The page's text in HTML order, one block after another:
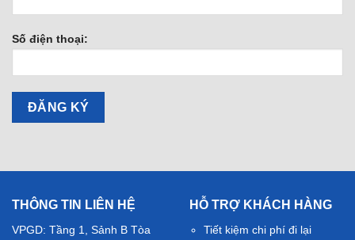
Số điện thoại:
THÔNG TIN LIÊN HỆ
VPGD: Tầng 1, Sảnh B Tòa
HỖ TRỢ KHÁCH HÀNG
Tiết kiệm chi phí đi lại